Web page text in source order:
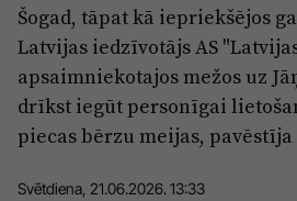
Politika
Pašvaldības
Izglītība
Veselība
Ģimene
Šogad, tāpat kā iepriekšējos
Latvijas iedzīvotājs AS
apsaimniekotajos mežos uz
drīkst iegūt personīgai
piecas bērzu meijas, pavēstīja
Svētdiena, 21.06.2026. 13:33